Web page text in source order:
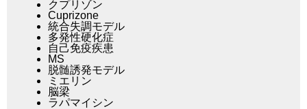
クプリゾン
Cuprizone
統合失調モデル
多発性硬化症
自己免疫疾患
MS
脱髄誘発モデル
ミエリン
脳梁
ラパマイシン